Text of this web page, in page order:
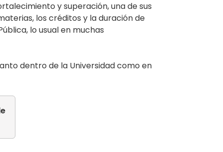
y superación, una de sus
los créditos y la duración de
lo usual en muchas
dentro de la Universidad como en